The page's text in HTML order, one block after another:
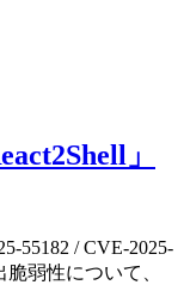
」
55182 / CVE-2025-
弱性について、